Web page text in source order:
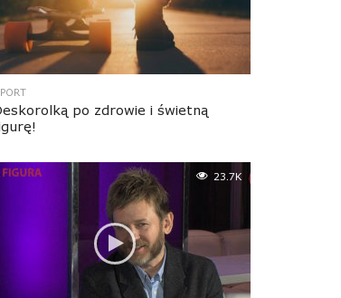
po zdrowie i świetną
23.7K